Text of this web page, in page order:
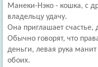
Манеки-Нэко - кошка, с
владельцу удачу.
Она приглашает счастье,
Обычно говорят, что
деньги, левая рука
обоих.